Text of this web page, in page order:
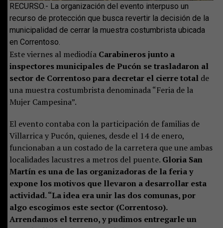
RECURSO.- La organización del evento interpuso un
recurso de protección que busca revertir la decisión de la
municipalidad de cerrar la muestra costumbrista ubicada
en Correntoso.
Este viernes al mediodía Carabineros junto a
inspectores municipales de Pucón se trasladaron al
sector de Correntoso para decretar el cierre total de
una muestra costumbrista denominada “Feria de la
Mujer Campesina”.
El evento contaba con la participación de familias de
Villarrica y Pucón, quienes, desde el 14 de enero,
funcionaban a un costado de la carretera que une ambas
localidades lacustres a metros del puente. Gloria San
Martín es una de las organizadoras de la feria y
expone los motivos que llevaron a desarrollar esta
actividad. “La idea era unir las dos comunas, por
algo escogimos este sector (Correntoso).
Arrendamos el terreno, y pudimos entregarle un